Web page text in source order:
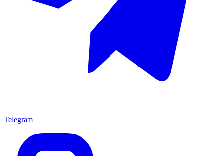
Telegram